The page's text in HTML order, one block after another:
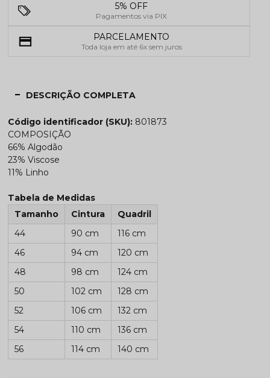
5% OFF
Pagamentos via PIX
PARCELAMENTO
Toda loja em até 6x sem juros
DESCRIÇÃO COMPLETA
Código identificador (SKU): 801873
COMPOSIÇÃO
66% Algodão
23% Viscose
11% Linho
Tabela de Medidas
Tamanho
Cintura
Quadril
44
90 cm
116 cm
46
94 cm
120 cm
48
98 cm
124 cm
50
102 cm
128 cm
52
106 cm
132 cm
54
110 cm
136 cm
56
114 cm 140 cm